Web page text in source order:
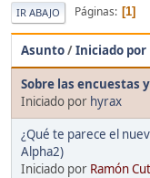
IR ABAJO Páginas 1
Asunto/Iniciado por
Sobre las encuestas
Iniciado por hyrax
¿Qué te parece el
Alpha2)
Iniciado por Ramón